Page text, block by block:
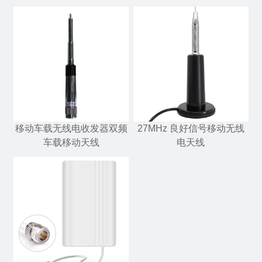
移动车载无线电收发器双频
车载移动天线
27MHz 良好信号移动无线
电天线